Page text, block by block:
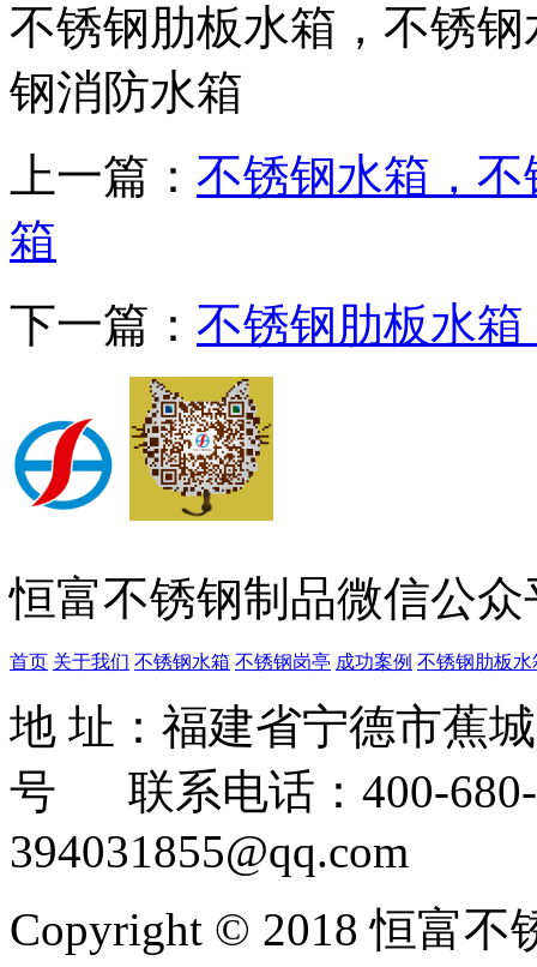
不锈钢肋板水箱，不锈
钢消防水箱
上一篇： 不锈钢水箱，
箱
下一篇： 不锈钢肋板水箱
恒富不锈钢制品微信公众
首页 关于我们 不锈钢水箱 不锈钢岗亭 成功案例 不锈钢肋板水
地 址：福建省宁德市蕉
号 联系电话：400-
394031855@qq.com
Copyright © 2018 恒富不